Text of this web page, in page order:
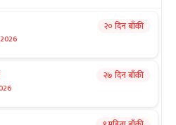
२० दिन बाँकी
२७ दिन बाँकी